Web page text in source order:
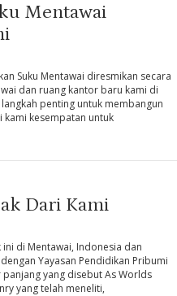
Mentawai
Suku Mentawai diresmikan secara
dan ruang kantor baru kami di
penting untuk membangun
kami kesempatan untuk
Dari Kami
di Mentawai, Indonesia dan
Yayasan Pendidikan Pribumi
yang disebut As Worlds
yang telah meneliti,